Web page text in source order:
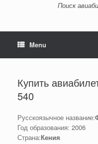
Поиск
Menu
Купить
540
Русскоязычное название:
Год образования: 2006
Страна:Кения